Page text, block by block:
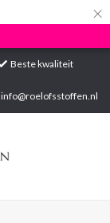
×
Beste kwaliteit
info@roelofsstoffen.nl